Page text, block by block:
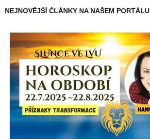
NEJNOVĚJŠÍ ČLÁNKY NA NAŠEM PORTÁLU